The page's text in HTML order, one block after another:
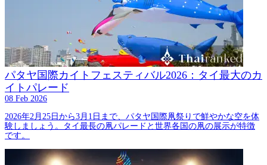
パタヤ国際カイトフェスティバル2026：タイ最大のカ
イトパレード
08 Feb 2026
2026年2月25日から3月1日まで、パタヤ国際凧祭りで鮮やかな空を体
験しましょう。タイ最長の凧パレードと世界各国の凧の展示が特徴
です。